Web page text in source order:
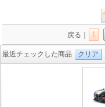
戻る｜ 1
最近チェックした商品 クリア